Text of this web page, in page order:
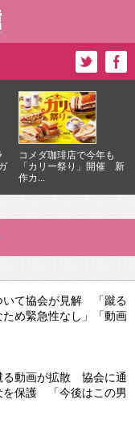
コメダ珈琲店で今年も
「カリー祭り」開催 新
作カ...
いて協会が見解 「蹴る
め緊急性なし」「動画
る動画が拡散 協会に通
を保護 「今後はこの男